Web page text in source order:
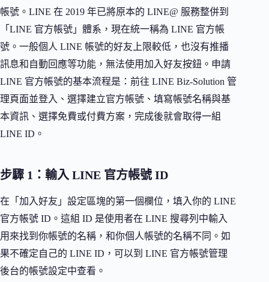
帳號。LINE 在 2019 年已將原本的 LINE@ 服務整併到
「LINE 官方帳號」體系，現在統一稱為 LINE 官方帳
號。一般個人 LINE 帳號的好友上限較低，也沒有推播
訊息和自動回應等功能，無法使用加入好友按鈕。申請
LINE 官方帳號的基本流程是：前往 LINE Biz-Solution 管
理頁面並登入、選擇建立官方帳號、填寫帳號名稱與基
本資訊、選擇免費或付費方案，完成後就會取得一組
LINE ID。
步驟 1：輸入 LINE 官方帳號 ID
在「加入好友」設定區塊的第一個欄位，填入你的 LINE
官方帳號 ID。這組 ID 是使用者在 LINE 搜尋列中輸入
用來找到你帳號的名稱，和你個人帳號的名稱不同。如
果不確定自己的 LINE ID，可以到 LINE 官方帳號管理
後台的帳號設定中查看。